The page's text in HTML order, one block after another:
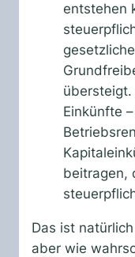
entstehen
Einkünfte
beitragen,
Das ist
aber wie